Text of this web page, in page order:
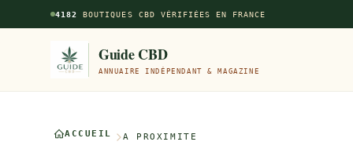
Aller au contenu principal
4182 BOUTIQUES CBD VÉRIFIÉES EN FRANCE
Guide CBD
ANNUAIRE INDÉPENDANT & MAGAZINE
ACCUEIL À PROXIMITÉ